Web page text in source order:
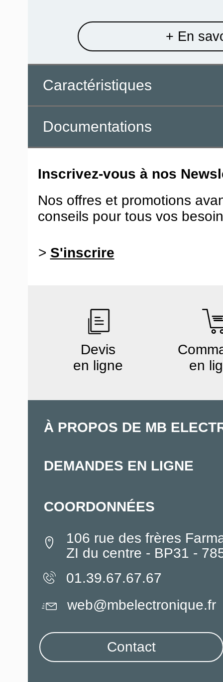
+ En
Caractéristiques
Documentations
Inscrivez-vous à nos
Nos offres et promotions
conseils pour tous vos
> S'inscrire
Devis
en ligne
en
À PROPOS DE MB
DEMANDES EN LIGNE
COORDONNÉES
106 rue des frères
ZI du centre - BP31 -
01.39.67.67.67
web@mbelectronique.fr
Contact